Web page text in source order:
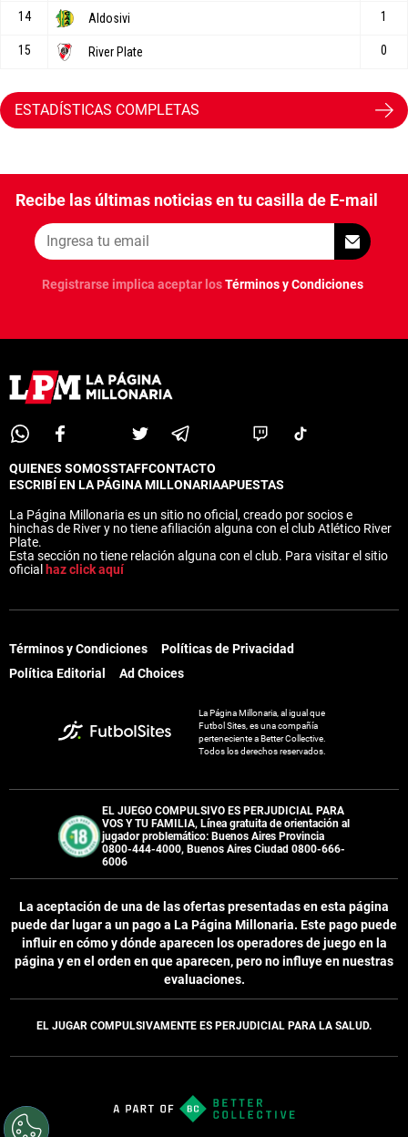
ESTADÍSTICAS COMPLETAS
Recibe las últimas noticias en tu casilla de E-mail
Registrarse implica aceptar losTérminos y Condiciones
QUIENES SOMOSSTAFFCONTACTO
ESCRIBÍ EN LA PÁGINA MILLONARIAAPUESTAS
La Página Millonaria es un sitio no oficial, creado por socios e
hinchas de River y no tiene afiliación alguna con el club Atlético River
Plate.
Esta sección no tiene relación alguna con el club. Para visitar el sitio
oficial haz click aquí
Términos y Condiciones
Políticas de Privacidad
Política Editorial
Ad Choices
La Página Millonaria, al igual que
Futbol Sites, es una compañía
perteneciente a Better Collective.
Todos los derechos reservados.
EL JUEGO COMPULSIVO ES PERJUDICIAL PARA
VOS Y TU FAMILIA, Línea gratuita de orientación al
jugador problemático: Buenos Aires Provincia
0800-444-4000, Buenos Aires Ciudad 0800-666-
6006
La aceptación de una de las ofertas presentadas en esta página
puede dar lugar a un pago a La Página Millonaria. Este pago puede
influir en cómo y dónde aparecen los operadores de juego en la
página y en el orden en que aparecen, pero no influye en nuestras
evaluaciones.
EL JUGAR COMPULSIVAMENTE ES PERJUDICIAL PARA LA SALUD.